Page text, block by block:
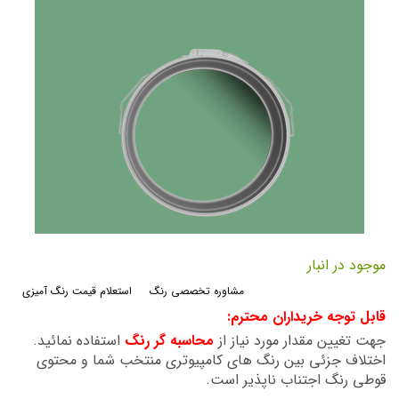
ابتدای
گالری
موجود در انبار
استعلام قیمت رنگ آمیزی مشاوره تخصصی رنگ
قابل توجه خریداران محترم:
جهت تغیین مقدار مورد نیاز از محاسبه گر رنگ استفاده نمائید.
اختلاف جزئی بین رنگ های کامپیوتری منتخب شما و محتوی
قوطی رنگ اجتناب ناپذیر است.